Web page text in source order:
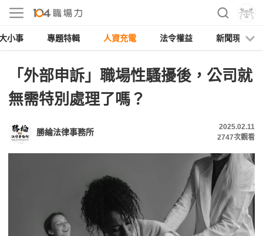
小事 專題特輯 人資充電 法令權益 新聞現場
「外部申訴」職場性騷擾後，公司就
無需特別處理了嗎？
勝綸法律事務所
2025.02.11
2747次觀看